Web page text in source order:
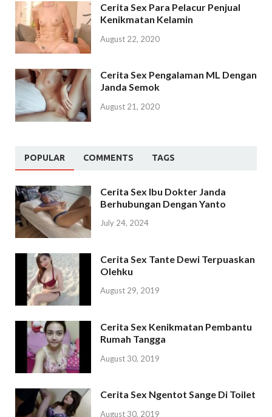
Cerita Sex Para Pelacur Penjual
Kenikmatan Kelamin
August 22, 2020
Cerita Sex Pengalaman ML Dengan
Janda Semok
August 21, 2020
POPULAR COMMENTS TAGS
Cerita Sex Ibu Dokter Janda
Berhubungan Dengan Yanto
July 24, 2024
Cerita Sex Tante Dewi Terpuaskan
Olehku
August 29, 2019
Cerita Sex Kenikmatan Pembantu
Rumah Tangga
August 30, 2019
Cerita Sex Ngentot Sange Di Toilet
August 30, 2019